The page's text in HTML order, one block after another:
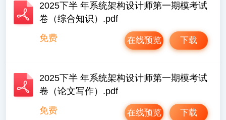
2025下半 年系统架构设计师第一期模考试
卷（综合知识）.pdf
免费
下载
在线预览
2025下半 年系统架构设计师第一期模考试
卷（论文写作）.pdf
免费
下载
在线预览